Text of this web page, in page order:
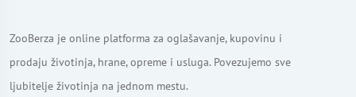
ZooBerza je online platforma za oglašavanje, kupovinu i
prodaju životinja, hrane, opreme i usluga. Povezujemo sve
ljubitelje životinja na jednom mestu.